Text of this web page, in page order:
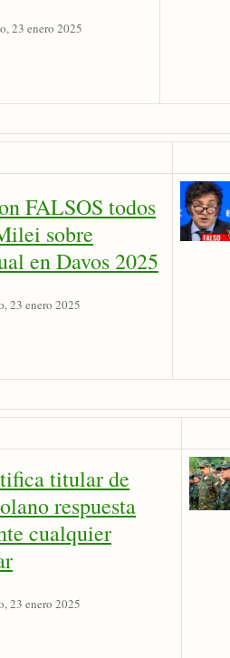
23 enero 2025
FALSOS todos
sobre
en Davos 2025
23 enero 2025
titular de
respuesta
cualquier
23 enero 2025